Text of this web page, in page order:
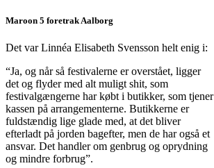
Maroon 5 foretrak Aalborg
Det var Linnéa Elisabeth Svensson helt enig i:
“Ja, og når så festivalerne er overstået, ligger
det og flyder med alt muligt shit, som
festivalgængerne har købt i butikker, som tjener
kassen på arrangementerne. Butikkerne er
fuldstændig lige glade med, at det bliver
efterladt på jorden bagefter, men de har også et
ansvar. Det handler om genbrug og oprydning
og mindre forbrug”.